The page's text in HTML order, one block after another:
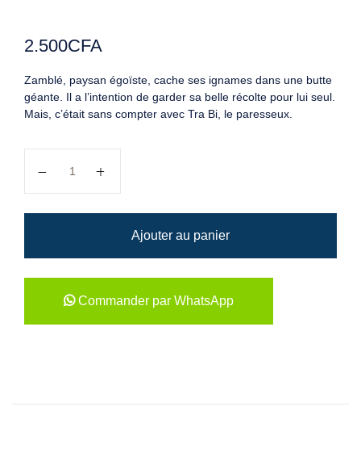
2.500CFA
Zamblé, paysan égoïste, cache ses ignames dans une butte
géante. Il a l’intention de garder sa belle récolte pour lui seul.
Mais, c’était sans compter avec Tra Bi, le paresseux.
Ajouter au panier
Commander par WhatsApp